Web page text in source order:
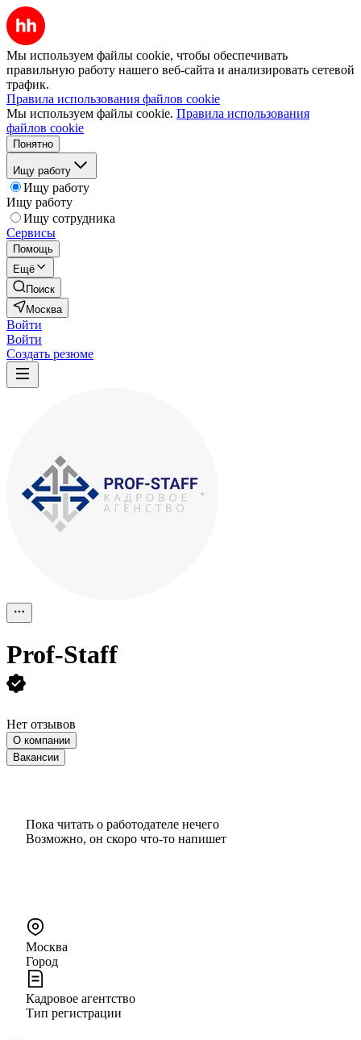
Мы используем файлы cookie, чтобы обеспечивать
правильную работу нашего веб-сайта и анализировать сетевой
трафик.
Правила использования файлов cookie
Мы используем файлы cookie. Правила использования
файлов cookie
Понятно
Ищу работу
Ищу работу
Ищу работу
Ищу сотрудника
Сервисы
Помощь
Ещё
Поиск
Москва
Войти
Войти
Создать резюме
Prof-Staff
Нет отзывов
О компании
Вакансии
Пока читать о работодателе нечего
Возможно, он скоро что‑то напишет
Москва
Город
Кадровое агентство
Тип регистрации